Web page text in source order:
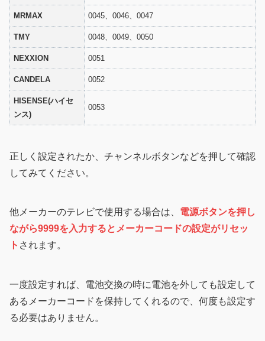
MRMAX 0045、0046、0047
TMY 0048、0049、0050
NEXXION 0051
CANDELA 0052
HISENSE(ハイセ
ンス)
0053
正しく設定されたか、チャンネルボタンなどを押して確認
してみてください。
他メーカーのテレビで使用する場合は、 電源ボタンを押し
ながら9999を入力するとメーカーコードの設定がリセッ
ト されます。
一度設定すれば、電池交換の時に電池を外しても設定して
あるメーカーコードを保持してくれるので、何度も設定す
る必要はありません。